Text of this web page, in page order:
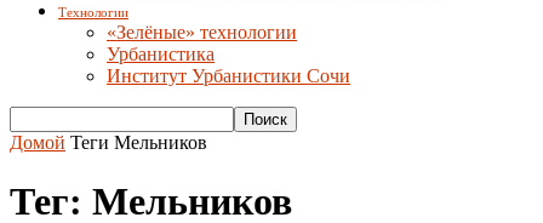
Технологии
«Зелёные» технологии
Урбанистика
Институт Урбанистики Сочи
Домой Теги Мельников
Тег: Мельников